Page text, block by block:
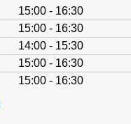
15:00 - 16:30
15:00 - 16:30
14:00 - 15:30
15:00 - 16:30
15:00 - 16:30